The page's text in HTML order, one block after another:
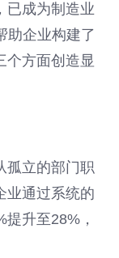
已成为制造业
助企业构建了
个方面创造显
孤立的部门职
业通过系统的
升至28%，